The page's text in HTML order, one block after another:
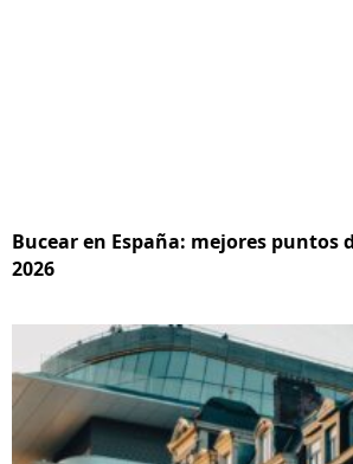
Bucear en España: mejores puntos
2026